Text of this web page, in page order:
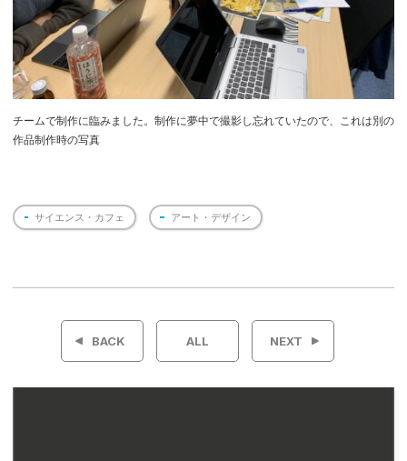
チームで制作に臨みました。制作に夢中で撮影し忘れていたので、これは別の
作品制作時の写真
サイエンス・カフェ アート・デザイン
投
BACK ALL NEXT